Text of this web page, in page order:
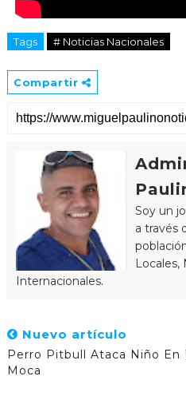
Tags # Noticias Nacionales
Compartir
Soy un
a través
Locales,
Internacionales.
Nuevo artículo
Perro Pitbull Ataca Niño En
Moca